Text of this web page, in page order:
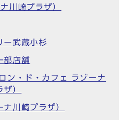
川崎プラザ）
ー武蔵小杉
部店舗
ン・ド・カフェ ラゾーナ
ザ）
川崎プラザ）